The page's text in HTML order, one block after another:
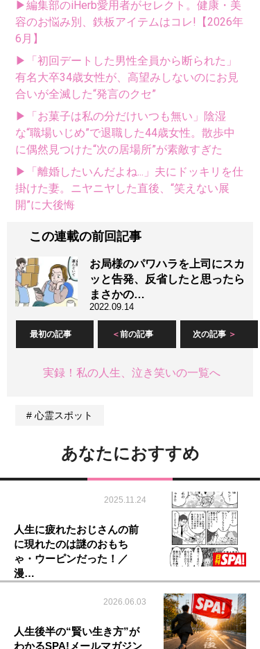
▶編集部のiHerb愛用者がセレクト。健康・美
容のお悩み別、鉄板アイテムはコレ!【2026年
6月】
▶「初回デートした男性全員から断られた」
有名大卒34歳女性が、高望みしないのにお見
合いが全滅した“発言のクセ”
▶「お菓子は私の分だけいつも無い」陰湿
な“職場いじめ”で退職した44歳女性。散歩中
に偶然見つけた“次の居場所”が素敵すぎた
▶「離婚したいんだよね...」夫にドッキリを仕
掛けた妻。ニヤニヤした直後、“笑えない展
開”に大後悔
この連載の前回記事
お局様のパワハラを上司にスカ
ッと告発、反省したと思ったら
まさかの…
2022.09.14
最初の記事 前の記事 次の記事
実録！私の人生、泣き笑いの一覧へ
心霊スポット
あなたにおすすめ
2025.11.24
人生に疲れたおじさんの前
に現れたのは謎のおもち
ゃ・ウーピンだった！／
漫…
2026.06.03
人生後半の“賢い生き方”が
わかるSPA!メールマガジン